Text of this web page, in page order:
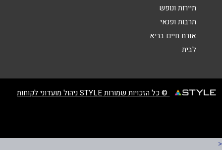
תיירות ונופש
תרבות ופנאי
אורח חיים בריא
לבית
© כל הזכויות שמורות STYLE ניהול מועדוני לקוחות
<